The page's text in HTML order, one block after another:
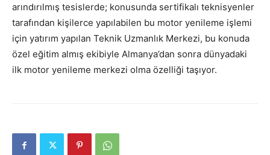
arındırılmış tesislerde; konusunda sertifikalı teknisyenler
tarafından kişilerce yapılabilen bu motor yenileme işlemi
için yatırım yapılan Teknik Uzmanlık Merkezi, bu konuda
özel eğitim almış ekibiyle Almanya’dan sonra dünyadaki
ilk motor yenileme merkezi olma özelliği taşıyor.